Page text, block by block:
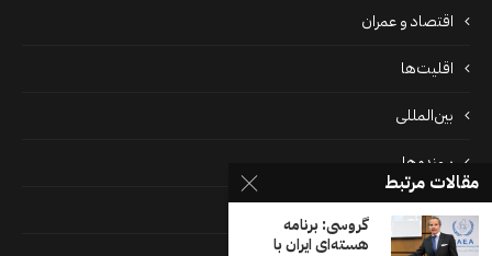
اقتصاد و عمران
اقلیت‌ها
بین‌المللی
پرونده‌ها
جامعه
مقالات مرتبط
گروسی: برنامه
هسته‌ای ایران با